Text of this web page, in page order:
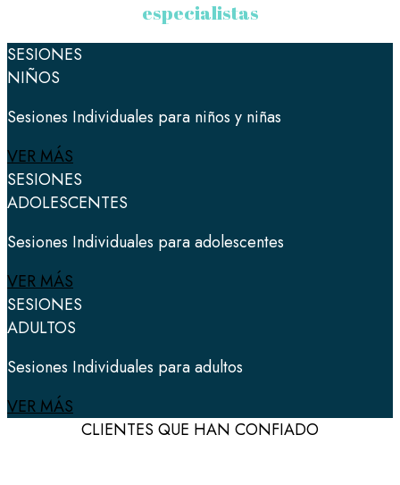
especialistas
SESIONES
NIÑOS
Sesiones Individuales para niños y niñas
VER MÁS
SESIONES
ADOLESCENTES
Sesiones Individuales para adolescentes
VER MÁS
SESIONES
ADULTOS
Sesiones Individuales para adultos
VER MÁS
CLIENTES QUE HAN CONFIADO